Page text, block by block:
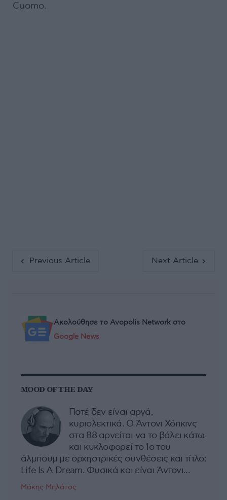
Cuomo.
Previous Article Next Article
Ακολούθησε το Avopolis Network στο
Google News
MOOD OF THE DAY
Ποτέ δεν είναι αργά,
κυριολεκτικά. Ο Άντονι Χόπκινς
στα 88 αρνείται να το βάλει κάτω
και κυκλοφορεί το 1ο του
άλμπουμ με ορχηστρικές συνθέσεις και τίτλο:
Life Is A Dream. Φυσικά και είναι Άντονι...
Μάκης Μηλάτος